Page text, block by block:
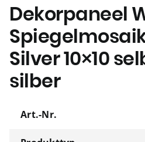
Dekorpaneel
Silver 10×10
silber
Art.-Nr.